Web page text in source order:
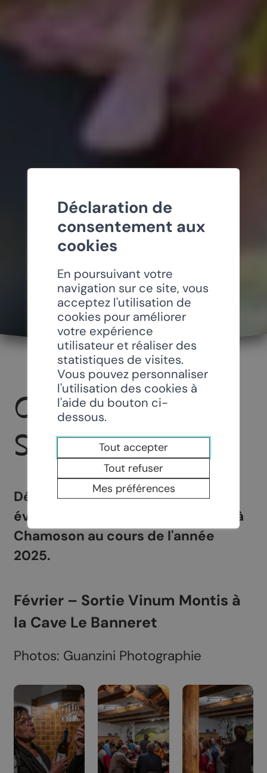
CHAMOSON
S’ANIME
Découvrez les images de divers
événements qui se sont déroulés à
Chamoson au cours de l'année
2025.
Février – Sortie Vinum Montis à
la Cave Le Banneret
Photos: Guanzini Photographie
Déclaration de
consentement aux
cookies
En poursuivant votre
navigation sur ce site, vous
acceptez l'utilisation de
cookies pour améliorer
votre expérience
utilisateur et réaliser des
statistiques de visites.
Vous pouvez personnaliser
l'utilisation des cookies à
l'aide du bouton ci-
dessous.
Tout accepter
Tout refuser
Mes préférences